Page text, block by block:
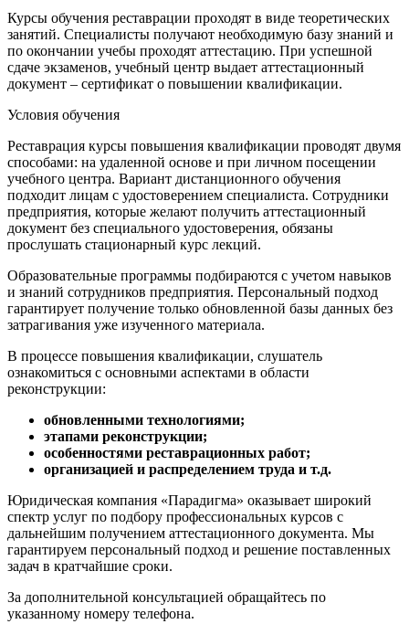
Курсы обучения реставрации проходят в виде теоретических
занятий. Специалисты получают необходимую базу знаний и
по окончании учебы проходят аттестацию. При успешной
сдаче экзаменов, учебный центр выдает аттестационный
документ – сертификат о повышении квалификации.
Условия обучения
Реставрация курсы повышения квалификации проводят двумя
способами: на удаленной основе и при личном посещении
учебного центра. Вариант дистанционного обучения
подходит лицам с удостоверением специалиста. Сотрудники
предприятия, которые желают получить аттестационный
документ без специального удостоверения, обязаны
прослушать стационарный курс лекций.
Образовательные программы подбираются с учетом навыков
и знаний сотрудников предприятия. Персональный подход
гарантирует получение только обновленной базы данных без
затрагивания уже изученного материала.
В процессе повышения квалификации, слушатель
ознакомиться с основными аспектами в области
реконструкции:
обновленными технологиями;
этапами реконструкции;
особенностями реставрационных работ;
организацией и распределением труда и т.д.
Юридическая компания «Парадигма» оказывает широкий
спектр услуг по подбору профессиональных курсов с
дальнейшим получением аттестационного документа. Мы
гарантируем персональный подход и решение поставленных
задач в кратчайшие сроки.
За дополнительной консультацией обращайтесь по
указанному номеру телефона.